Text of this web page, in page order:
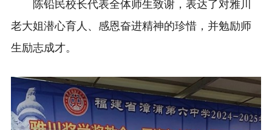
陈铅民校长代表全体师生致谢，表达了对雅川
老大姐潜心育人、感恩奋进精神的珍惜，并勉励师
生励志成才。